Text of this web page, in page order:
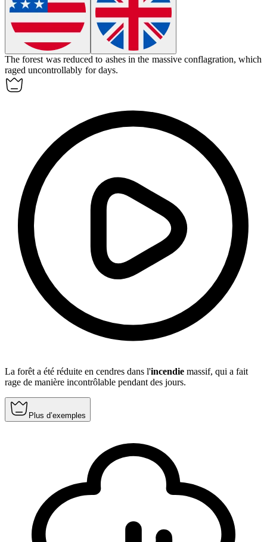
The forest was reduced to ashes in the massive conflagration, which
raged uncontrollably for days.
La forêt a été réduite en cendres dans l'incendie massif, qui a fait
rage de manière incontrôlable pendant des jours.
Plus d’exemples